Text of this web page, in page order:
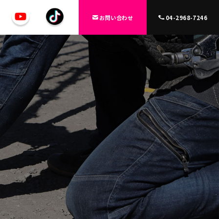
お問い合わせ 04-2968-7246